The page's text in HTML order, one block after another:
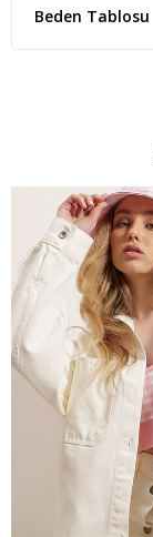
Beden Tablosu